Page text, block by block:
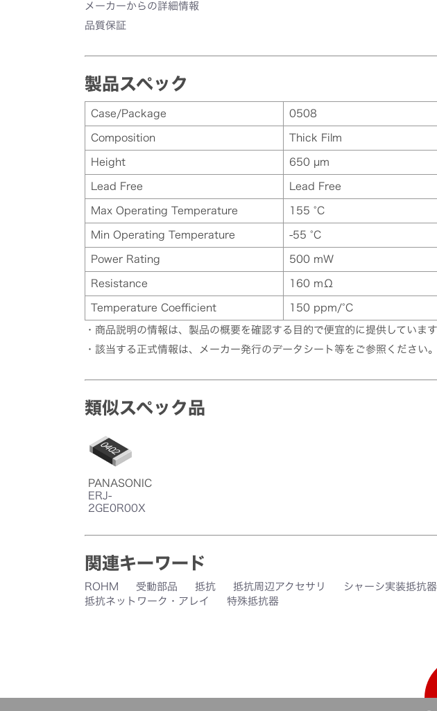
メーカーからの詳細情報
品質保証
製品スペック
Case/Package 0508
Composition Thick Film
Height 650 µm
Lead Free Lead Free
Max Operating Temperature 155 °C
Min Operating Temperature -55 °C
Power Rating 500 mW
Resistance 160 mΩ
Temperature Coefficient 150 ppm/°C
・商品説明の情報は、製品の概要を確認する目的で便宜的に提供しています
・該当する正式情報は、メーカー発行のデータシート等をご参照ください。
類似スペック品
PANASONIC
ERJ-
2GE0R00X
関連キーワード
ROHM 受動部品 抵抗 抵抗周辺アクセサリ シャーシ実装抵抗器
抵抗ネットワーク・アレイ
特殊抵抗器